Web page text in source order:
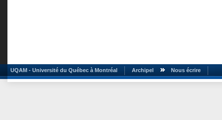
UQAM - Université du Québec à Montréal Archipel Nous écrire